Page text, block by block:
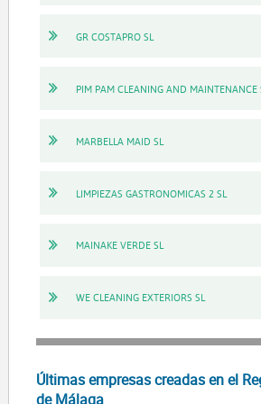
GR COSTAPRO SL
PIM PAM CLEANING AND MAINTENANCE
MARBELLA MAID SL
LIMPIEZAS GASTRONOMICAS 2 SL
MAINAKE VERDE SL
WE CLEANING EXTERIORS SL
Últimas empresas creadas en el
de Málaga